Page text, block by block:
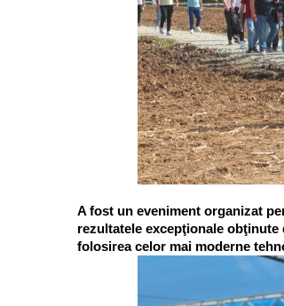
A fost un eveniment organizat
rezultatele excepţionale
folosirea celor mai moderne